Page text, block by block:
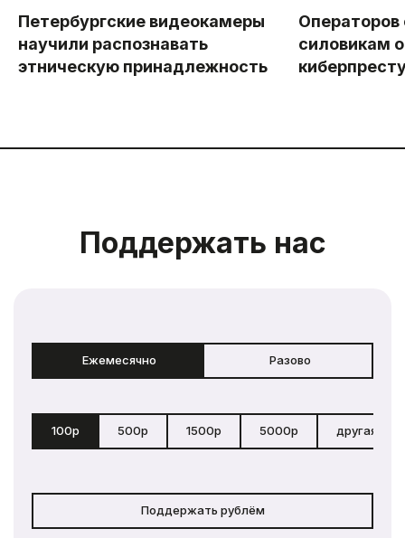
Петербургские видеокамеры
научили распознавать
этническую принадлежность
силовикам
Поддержать нас
Ежемесячно Разово
100р 500р 1500р 5000р другая
Поддержать рублём